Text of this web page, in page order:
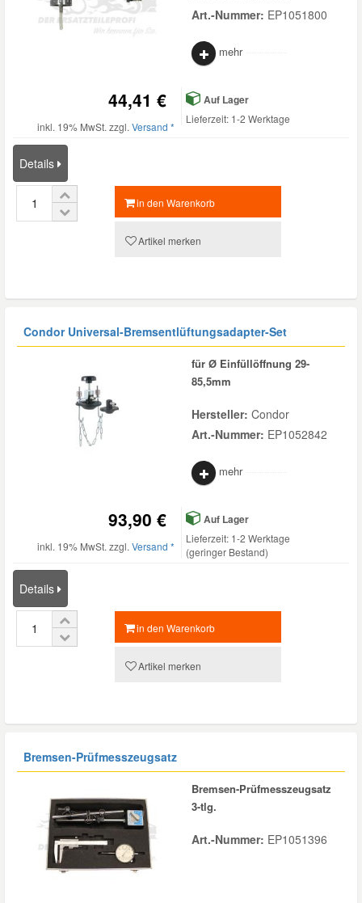
Art.-Nummer: EP1051800
mehr
44,41 €
inkl. 19% MwSt. zzgl. Versand *
Auf Lager
Lieferzeit: 1-2 Werktage
Details
in den Warenkorb
Artikel merken
Condor Universal-Bremsentlüftungsadapter-Set
für Ø Einfüllöffnung 29-
85,5mm
Hersteller: Condor
Art.-Nummer: EP1052842
mehr
93,90 €
inkl. 19% MwSt. zzgl. Versand *
Auf Lager
Lieferzeit: 1-2 Werktage
(geringer Bestand)
Details
in den Warenkorb
Artikel merken
Bremsen-Prüfmesszeugsatz
Bremsen-Prüfmesszeugsatz
3-tlg.
Art.-Nummer: EP1051396